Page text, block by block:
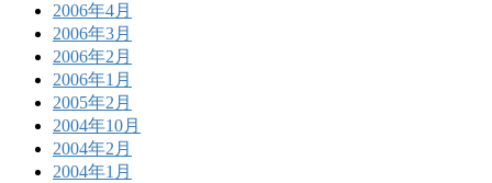
2006年4月
2006年3月
2006年2月
2006年1月
2005年2月
2004年10月
2004年2月
2004年1月